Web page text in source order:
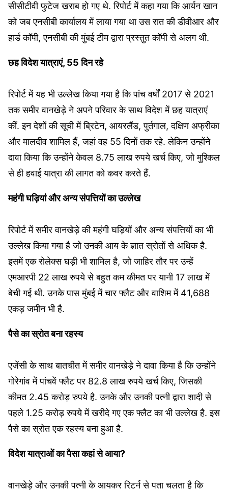
सीसीटीवी फुटेज खराब हो गए थे. रिपोर्ट में कहा गया कि आर्यन खान
को जब एनसीबी कार्यालय में लाया गया था उस रात की डीवीआर और
हार्ड कॉपी, एनसीबी की मुंबई टीम द्वारा प्रस्तुत कॉपी से अलग थी.
छह विदेश यात्राएं, 55 दिन रहे
रिपोर्ट में यह भी उल्लेख किया गया है कि पांच वर्षों 2017 से 2021
तक समीर वानखेड़े ने अपने परिवार के साथ विदेश में छह यात्राएं
कीं. इन देशों की सूची में ब्रिटेन, आयरलैंड, पुर्तगाल, दक्षिण अफ्रीका
और मालदीव शामिल हैं, जहां वह 55 दिनों तक रहे. लेकिन उन्होंने
दावा किया कि उन्होंने केवल 8.75 लाख रुपये खर्च किए, जो मुश्किल
से ही हवाई यात्रा की लागत को कवर करते हैं.
महंगी घड़ियां और अन्य संपत्तियों का उल्लेख
रिपोर्ट में समीर वानखेड़े की महंगी घड़ियों और अन्य संपत्तियों का भी
उल्लेख किया गया है जो उनकी आय के ज्ञात स्रोतों से अधिक है.
इसमें एक रोलेक्स घड़ी भी शामिल है, जो जाहिर तौर पर उन्हें
एमआरपी 22 लाख रुपये से बहुत कम कीमत पर यानी 17 लाख में
बेची गई थी. उनके पास मुंबई में चार फ्लैट और वाशिम में 41,688
एकड़ जमीन भी है.
पैसे का स्रोत बना रहस्य
एजेंसी के साथ बातचीत में समीर वानखेड़े ने दावा किया है कि उन्होंने
गोरेगांव में पांचवें फ्लैट पर 82.8 लाख रुपये खर्च किए, जिसकी
कीमत 2.45 करोड़ रुपये है. उनके और उनकी पत्नी द्वारा शादी से
पहले 1.25 करोड़ रुपये में खरीदे गए एक फ्लैट का भी उल्लेख है. इस
पैसे का स्रोत एक रहस्य बना हुआ है.
विदेश यात्राओं का पैसा कहां से आया?
वानखेड़े और उनकी पत्नी के आयकर रिटर्न से पता चलता है कि